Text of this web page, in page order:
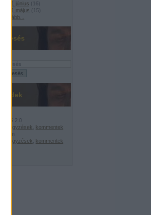
2021 június ( 16 )
2021 május ( 15)
Tovább
Keresés
Feedek
RSS 2.0
bejegyzések
kommentek
Atom
bejegyzések
kommentek
bruttó adóssága: 2010. május: 19.933,4 Mrd Ft; 2011.